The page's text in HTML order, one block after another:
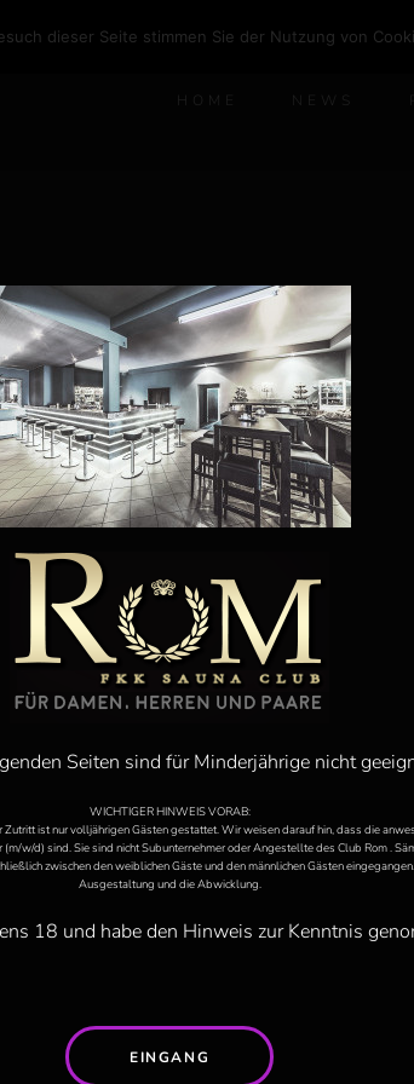
HOME NEWS
Seiten sind für Minderjährige nicht
WICHTIGER HINWEIS VORAB:
ist nur volljährigen Gästen gestattet. Wir weisen darauf hin, dass die
w/d) sind. Sie sind nicht Subunternehmer oder Angestellte des Club Rom .
zwischen den weiblichen Gäste und den männlichen Gästen
Ausgestaltung und die Abwicklung.
18 und habe den Hinweis zur Kenntnis
EINGANG
dieser Seite stimmen Sie der Nutzung von